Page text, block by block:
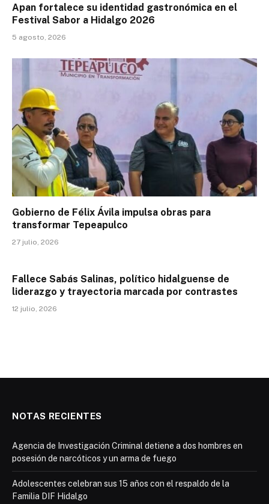
Apan fortalece su identidad gastronómica en el
Festival Sabor a Hidalgo 2026
5 agosto, 2026
Gobierno de Félix Ávila impulsa obras para
transformar Tepeapulco
27 julio, 2026
Fallece Sabás Salinas, político hidalguense de
liderazgo y trayectoria marcada por contrastes
12 julio, 2026
NOTAS RECIENTES
Agencia de Investigación Criminal detiene a dos hombres en
posesión de narcóticos y un arma de fuego
Adolescentes celebran sus 15 años con el respaldo de la
Familia DIF Hidalgo